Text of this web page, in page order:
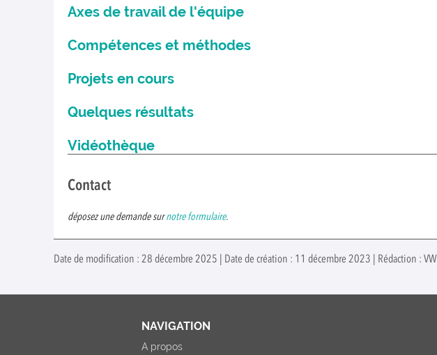
Axes de travail de l'équipe
Compétences et méthodes
Projets en cours
Quelques résultats
Vidéothèque
Contact
déposez une demande surnotre formulaire.
Date de modification : 28 décembre 2025 | Date de création : 11 décembre 2023 | Rédaction : VW
NAVIGATION
A propos